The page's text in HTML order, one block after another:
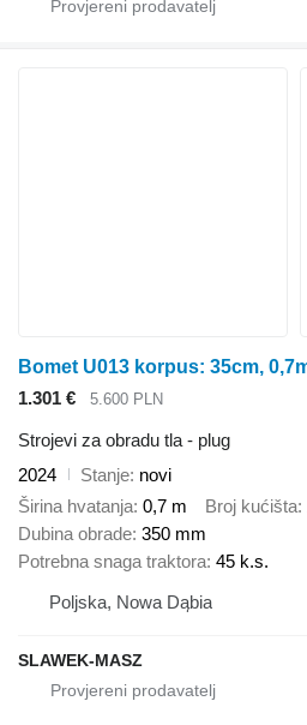
1.301 € 5.600 PLN
Strojevi za obradu tla - plug
2024
Stanje novi
Širina hvatanja 0,7 m Broj kućišta
Dubina obrade 350 mm
Potrebna snaga traktora 45 k.s.
Poljska, Nowa Dąbia
SLAWEK-MASZ